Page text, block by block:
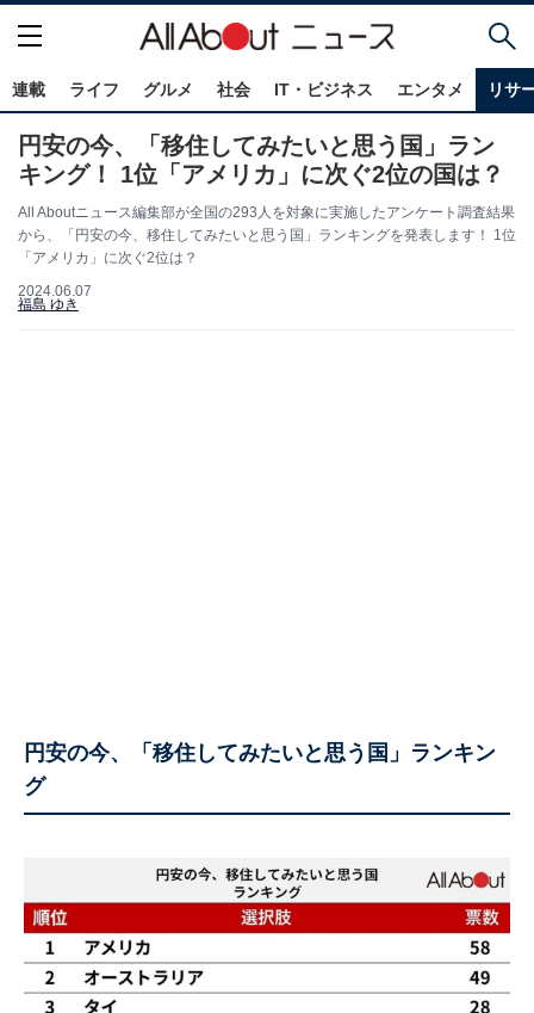
連載 ライフ グルメ 社会 IT・ビジネス エンタメ リサ
円安の今、「移住してみたいと思う国」ラン
キング！ 1位「アメリカ」に次ぐ2位の国は？
All Aboutニュース編集部が全国の293人を対象に実施したアンケート調査結果
から、「円安の今、移住してみたいと思う国」ランキングを発表します！ 1位
「アメリカ」に次ぐ2位は？
2024.06.07
福島 ゆき
円安の今、「移住してみたいと思う国」ランキン
グ